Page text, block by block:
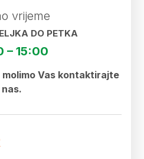
vrijeme
DO PETKA
– 15:00
molimo Vas kontaktirajte
nas.